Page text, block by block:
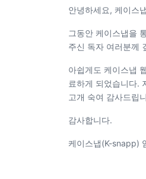
안녕하세요, 케이스
그동안 케이스냅을
주신 독자 여러분께
아쉽게도 케이스냅
료하게 되었습니다.
고개 숙여 감사드립
감사합니다.
케이스냅(K-snapp)